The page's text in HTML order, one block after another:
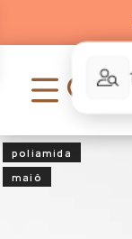
poliamida
maiô